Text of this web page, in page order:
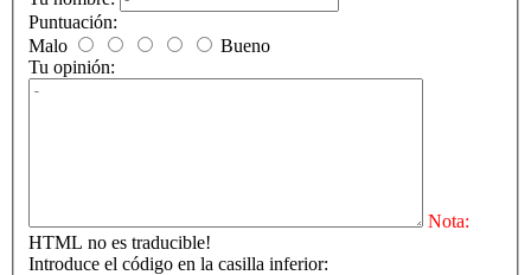
Puntuación:
Malo
Bueno
Tu opinión:
Nota:
HTML no es traducible!
Introduce el código en la casilla inferior: